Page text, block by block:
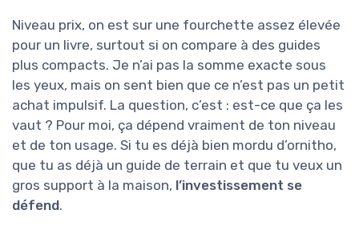
Niveau prix, on est sur une fourchette assez élevée
pour un livre, surtout si on compare à des guides
plus compacts. Je n’ai pas la somme exacte sous
les yeux, mais on sent bien que ce n’est pas un petit
achat impulsif. La question, c’est : est-ce que ça les
vaut ? Pour moi, ça dépend vraiment de ton niveau
et de ton usage. Si tu es déjà bien mordu d’ornitho,
que tu as déjà un guide de terrain et que tu veux un
gros support à la maison, l’investissement se
défend.